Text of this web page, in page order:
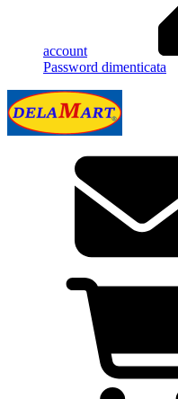
account
Password dimenticata